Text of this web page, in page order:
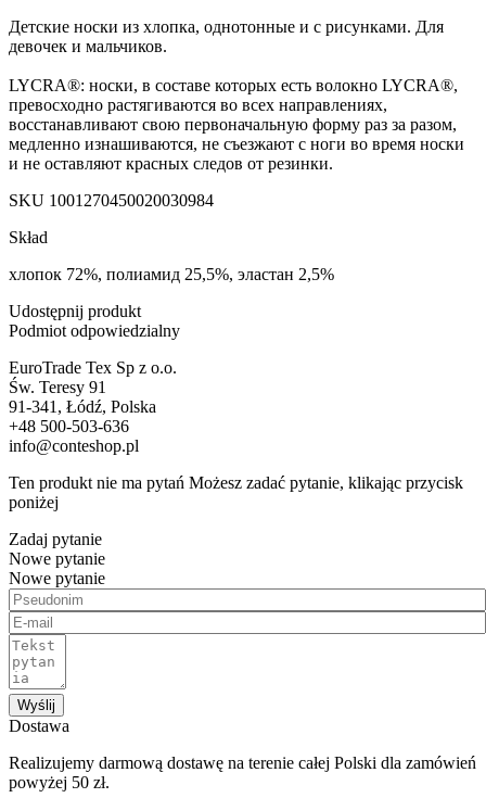
Детские носки из хлопка, однотонные и с рисунками. Для
девочек и мальчиков.
LYCRA®: носки, в составе которых есть волокно LYCRA®,
превосходно растягиваются во всех направлениях,
восстанавливают свою первоначальную форму раз за разом,
медленно изнашиваются, не съезжают с ноги во время носки
и не оставляют красных следов от резинки.
SKU 1001270450020030984
Skład
хлопок 72%, полиамид 25,5%, эластан 2,5%
Udostępnij produkt
Podmiot odpowiedzialny
EuroTrade Tex Sp z o.o.
Św. Teresy 91
91-341, Łódź, Polska
+48 500-503-636
info@conteshop.pl
Ten produkt nie ma pytań Możesz zadać pytanie, klikając przycisk
poniżej
Zadaj pytanie
Nowe pytanie
Nowe pytanie
Wyślij
Dostawa
Realizujemy darmową dostawę na terenie całej Polski dla zamówień
powyżej 50 zł.